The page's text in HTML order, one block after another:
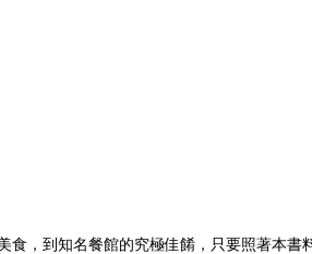
，到知名餐館的究極佳餚， 只要照著本書